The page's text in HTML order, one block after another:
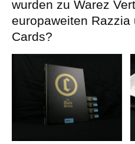
wurden zu Warez
europaweiten
Cards?